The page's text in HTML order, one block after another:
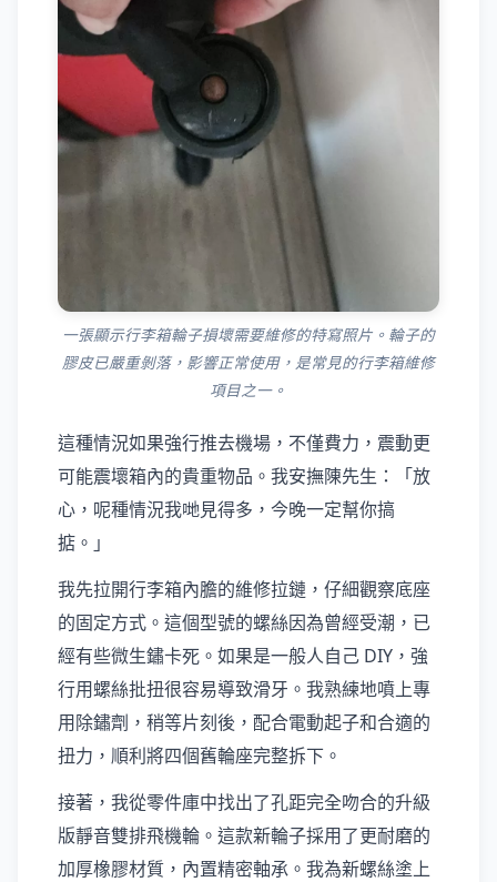
一張顯示行李箱輪子損壞需要維修的特寫照片。輪子的
膠皮已嚴重剝落，影響正常使用，是常見的行李箱維修
項目之一。
這種情況如果強行推去機場，不僅費力，震動更
可能震壞箱內的貴重物品。我安撫陳先生：「放
心，呢種情況我哋見得多，今晚一定幫你搞
掂。」
我先拉開行李箱內膽的維修拉鏈，仔細觀察底座
的固定方式。這個型號的螺絲因為曾經受潮，已
經有些微生鏽卡死。如果是一般人自己 DIY，強
行用螺絲批扭很容易導致滑牙。我熟練地噴上專
用除鏽劑，稍等片刻後，配合電動起子和合適的
扭力，順利將四個舊輪座完整拆下。
接著，我從零件庫中找出了孔距完全吻合的升級
版靜音雙排飛機輪。這款新輪子採用了更耐磨的
加厚橡膠材質，內置精密軸承。我為新螺絲塗上